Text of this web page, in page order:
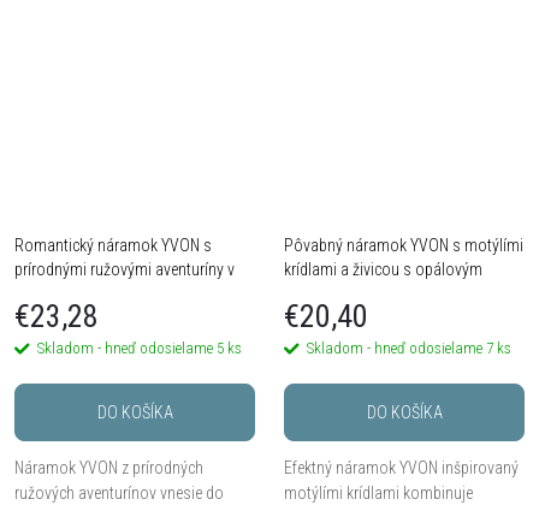
Romantický náramok YVON s
prírodnými ružovými aventuríny v
€23,28
Skladom - hneď odosielame 5 ks
DO KOŠÍKA
Náramok YVON z prírodných
ružových aventurínov vnesie do
Pôvabný náramok YVON s motýlími
krídlami a živicou s opálovým
€20,40
Skladom - hneď odosielame 7 ks
DO KOŠÍKA
Efektný náramok YVON inšpirovaný
motýlími krídlami kombinuje